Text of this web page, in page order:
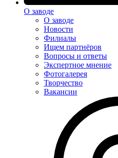
О заводе
О заводе
Новости
Филиалы
Ищем партнёров
Вопросы и ответы
Экспертное мнение
Фотогалерея
Творчество
Вакансии